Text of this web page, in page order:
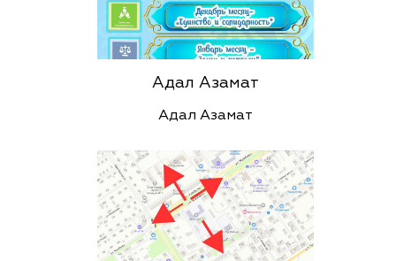
Адал Азамат
Адал Азамат